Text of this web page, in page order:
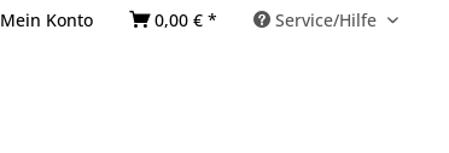
Mein Konto 0,00 € * Service/Hilfe